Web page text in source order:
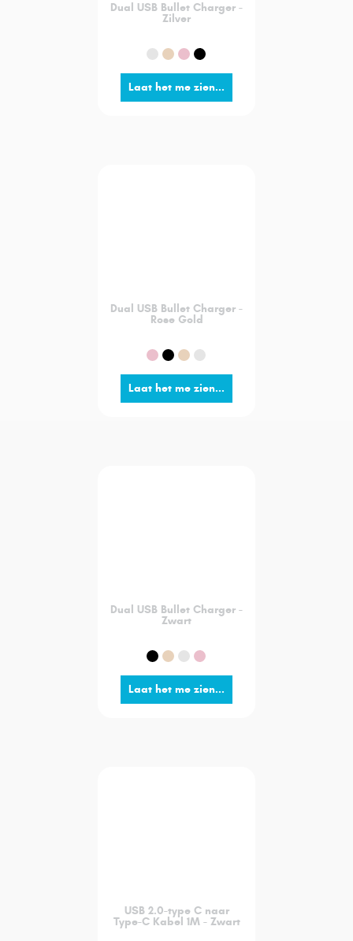
Dual USB Bullet Charger -
Zilver
Laat het me zien...
Dual USB Bullet Charger -
Rose Gold
Laat het me zien...
Dual USB Bullet Charger -
Zwart
Laat het me zien...
USB 2.0-type C naar
Type-C Kabel 1M - Zwart